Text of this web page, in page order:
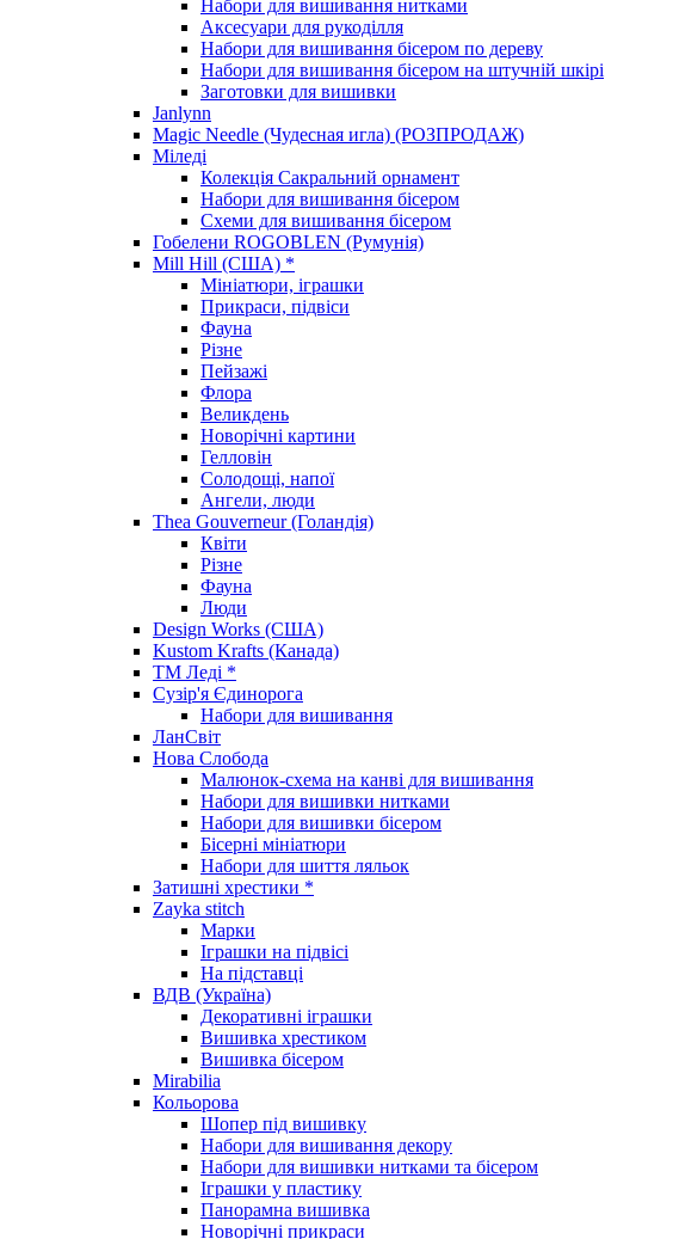
Набори для вишивання нитками
Аксесуари для рукоділля
Набори для вишивання бісером по дереву
Набори для вишивання бісером на штучній шкірі
Заготовки для вишивки
Janlynn
Magic Needle (Чудесная игла) (РОЗПРОДАЖ)
Міледі
Колекція Сакральний орнамент
Набори для вишивання бісером
Схеми для вишивання бісером
Гобелени ROGOBLEN (Румунія)
Mill Hill (США) *
Мініатюри, іграшки
Прикраси, підвіси
Фауна
Різне
Пейзажі
Флора
Великдень
Новорічні картини
Гелловін
Солодощі, напої
Ангели, люди
Thea Gouverneur (Голандія)
Квіти
Різне
Фауна
Люди
Design Works (США)
Kustom Krafts (Канада)
ТМ Леді *
Сузір'я Єдинорога
Набори для вишивання
ЛанСвіт
Нова Слобода
Малюнок-схема на канві для вишивання
Набори для вишивки нитками
Набори для вишивки бісером
Бісерні мініатюри
Набори для шиття ляльок
Затишні хрестики *
Zayka stitch
Марки
Іграшки на підвісі
На підставці
ВДВ (Україна)
Декоративні іграшки
Вишивка хрестиком
Вишивка бісером
Mirabilia
Кольорова
Шопер під вишивку
Набори для вишивання декору
Набори для вишивки нитками та бісером
Іграшки у пластику
Панорамна вишивка
Новорічні прикраси